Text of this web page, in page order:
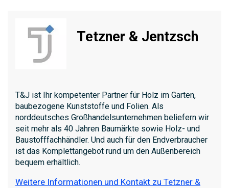
Tetzner & Jentzsch
T&J ist Ihr kompetenter Partner für Holz im Garten,
baubezogene Kunststoffe und Folien. Als
norddeutsches Großhandelsunternehmen beliefern wir
seit mehr als 40 Jahren Baumärkte sowie Holz- und
Baustofffachhändler. Und auch für den Endverbraucher
ist das Komplettangebot rund um den Außenbereich
bequem erhältlich.
Weitere Informationen und Kontakt zu Tetzner &